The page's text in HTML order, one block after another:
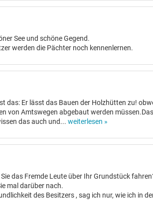
See und schöne Gegend.
werden die Pächter noch kennenlernen.
das: Er lässt das Bauen der Holzhütten zu!
von Amtswegen abgebaut werden
das auch und... weiterlesen »
das Fremde Leute über Ihr Grundstück
mal darüber nach.
des Besitzers , sag ich nur, wie ich in